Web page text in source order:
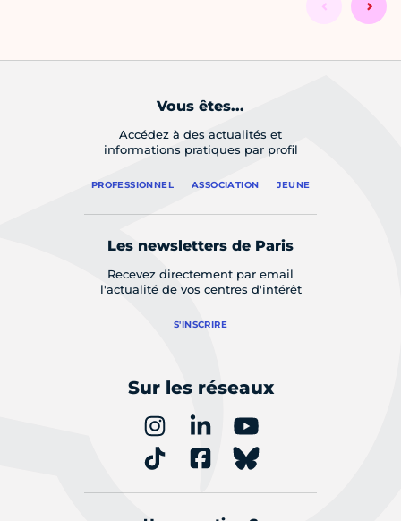
Vous êtes...
Accédez à des actualités et
informations pratiques par profil
PROFESSIONNEL ASSOCIATION JEUNE
Les newsletters de Paris
Recevez directement par email
l'actualité de vos centres d'intérêt
S'INSCRIRE
Sur les réseaux